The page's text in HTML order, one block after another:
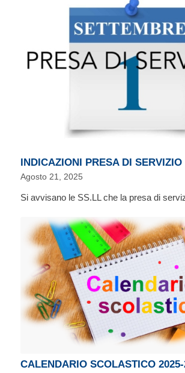
INDICAZIONI PRESA DI SERVIZIO
Agosto 21, 2025
Si avvisano le SS.LL che la presa di
CALENDARIO SCOLASTICO 2025-